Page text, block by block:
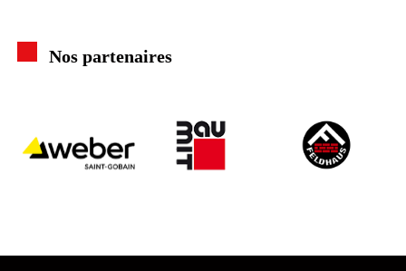
Nos partenaires